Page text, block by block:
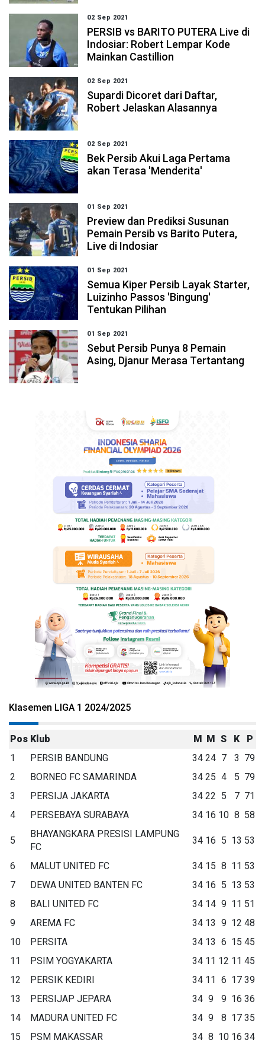
02 Sep 2021
PERSIB vs BARITO PUTERA Live di
Indosiar: Robert Lempar Kode
Mainkan Castillion
02 Sep 2021
Supardi Dicoret dari Daftar,
Robert Jelaskan Alasannya
02 Sep 2021
Bek Persib Akui Laga Pertama
akan Terasa 'Menderita'
01 Sep 2021
Preview dan Prediksi Susunan
Pemain Persib vs Barito Putera,
Live di Indosiar
01 Sep 2021
Semua Kiper Persib Layak Starter,
Luizinho Passos 'Bingung'
Tentukan Pilihan
01 Sep 2021
Sebut Persib Punya 8 Pemain
Asing, Djanur Merasa Tertantang
Klasemen LIGA 1 2024/2025
Pos Klub M M S K
P
1
PERSIB BANDUNG 34 24 7 3 79
2
BORNEO FC SAMARINDA 34 25 4 5 79
3
PERSIJA JAKARTA 34 22 5 7 71
4
PERSEBAYA SURABAYA 34 16 10 8 58
5
BHAYANGKARA PRESISI LAMPUNG
FC
34 16 5 13 53
6 MALUT UNITED FC 34 15 8 11 53
7
DEWA UNITED BANTEN FC 34 16 5 13 53
8
BALI UNITED FC 34 14 9 11 51
9
AREMA FC 34 13 9 12 48
10
PERSITA 34 13 6 15 45
11
PSIM YOGYAKARTA 34 11 12 11 45
12
PERSIK KEDIRI 34 11 6 17 39
13
PERSIJAP JEPARA 34 9 9 16 36
14
MADURA UNITED FC 34 9 8 17 35
15
PSM MAKASSAR 34 8 10 16 34